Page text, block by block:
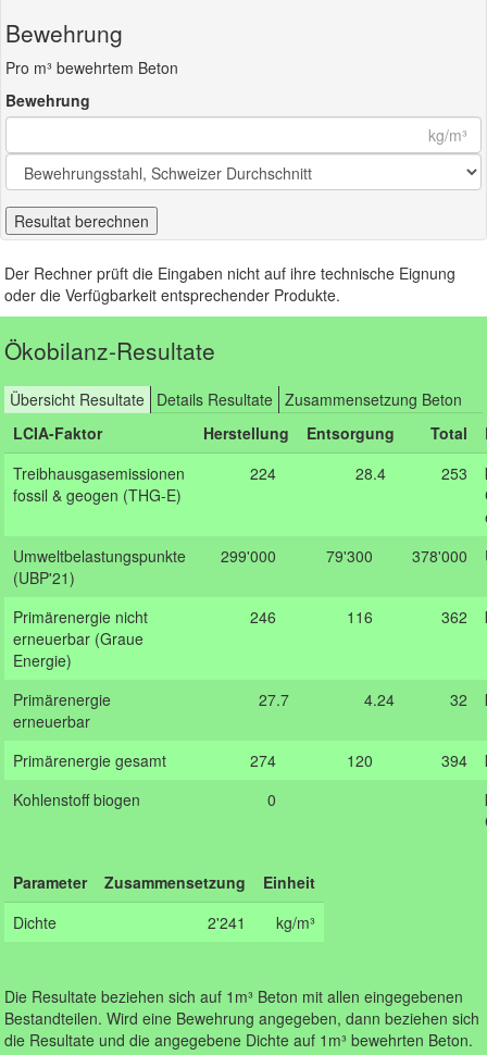
Bewehrung
Pro m³ bewehrtem Beton
Bewehrung
Der Rechner prüft die Eingaben nicht auf ihre technische Eignung
oder die Verfügbarkeit entsprechender Produkte.
Ökobilanz-Resultate
Übersicht Resultate Details Resultate Zusammensetzung Beton
LCIA-Faktor
Herstellung Entsorgung Total
Treibhausgasemissionen
fossil & geogen (THG-E)
224 28.4 253
Umweltbelastungspunkte
(UBP'21)
299'000 79'300 378'000
Primärenergie nicht
erneuerbar (Graue
Energie)
246 116 362
Primärenergie
erneuerbar
27.7 4.24 32
Primärenergie gesamt 274 120 394
Kohlenstoff biogen
0
Parameter Zusammensetzung
Einheit
Dichte
2'241 kg/m³
Die Resultate beziehen sich auf 1m³ Beton mit allen eingegebenen
Bestandteilen. Wird eine Bewehrung angegeben, dann beziehen sich
die Resultate und die angegebene Dichte auf 1m³ bewehrten Beton.